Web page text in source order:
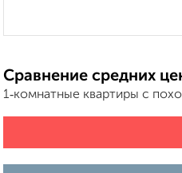
Сравнение средних
1‑комнатные квартиры с